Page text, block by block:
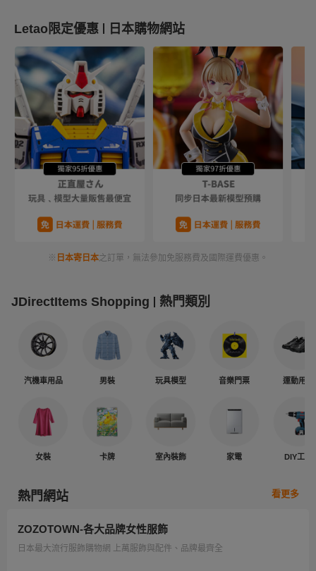
Letao限定優惠 日本購物網站
※ 日本寄日本之訂單，無法參加免服務費及國際運費優惠。
JDirectItems Shopping 熱門類別
汽機車用品 男裝 玩具模型 音樂門票 運動用品
女裝 卡牌 室內裝飾 家電 DIY工具
熱門網站 看更多
ZOZOTOWN-各大品牌女性服飾
日本最大流行服飾購物網 上萬服飾與配件、品牌最齊全